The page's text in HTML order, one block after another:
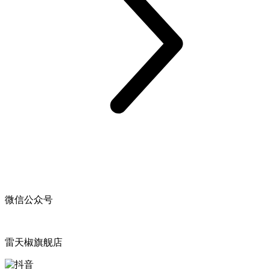
微信公众号
雷天椒旗舰店